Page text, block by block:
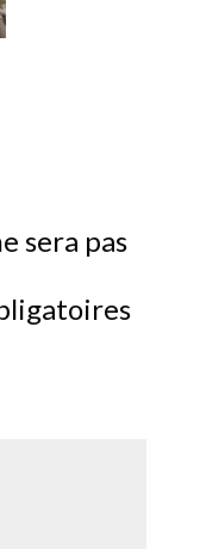
sera pas